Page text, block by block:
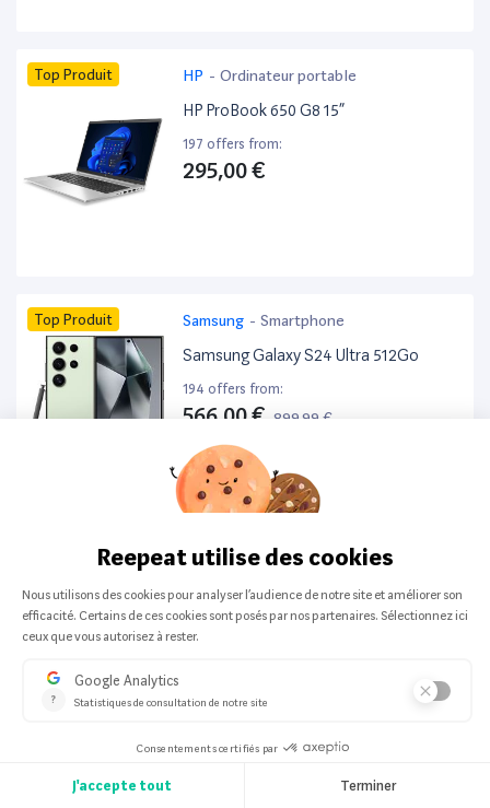
Top Produit HP - Ordinateur portable
HP ProBook 650 G8 15”
197 offers from:
295,00 €
Top Produit Samsung - Smartphone
Samsung Galaxy S24 Ultra 512Go
194 offers from:
566,00 € 899,99 €
Top Produit Samsung- Smartphone
Samsung Galaxy S10E 128Go
193 offers from: